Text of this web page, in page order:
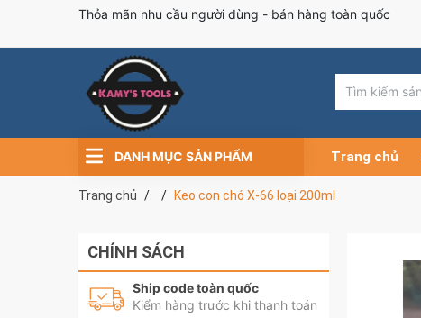
Thỏa mãn nhu cầu người dùng - bán hàng toàn quốc
DANH MỤC SẢN PHẨM Trang chủ
Trang chủ Keo con chó X-66 loại 200ml
CHÍNH SÁCH
Ship code toàn quốc
Kiểm hàng trước khi thanh toán